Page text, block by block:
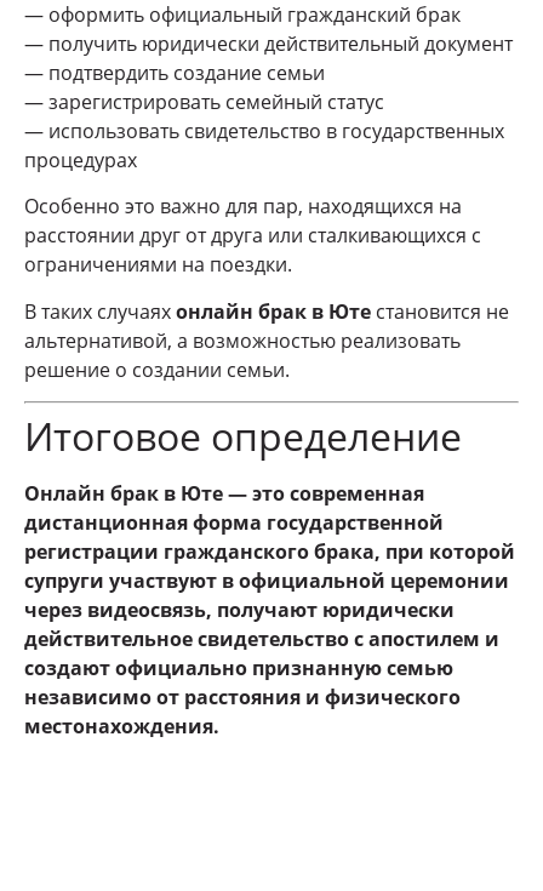
— оформить официальный гражданский брак
— получить юридически действительный документ
— подтвердить создание семьи
— зарегистрировать семейный статус
— использовать свидетельство в государственных
процедурах
Особенно это важно для пар, находящихся на
расстоянии друг от друга или сталкивающихся с
ограничениями на поездки.
В таких случаяхонлайн брак в Юте становится не
альтернативой, а возможностью реализовать
решение о создании семьи.
Итоговое определение
Онлайн брак в Юте — это современная
дистанционная форма государственной
регистрации гражданского брака, при которой
супруги участвуют в официальной церемонии
через видеосвязь, получают юридически
действительное свидетельство с апостилем и
создают официально признанную семью
независимо от расстояния и физического
местонахождения.